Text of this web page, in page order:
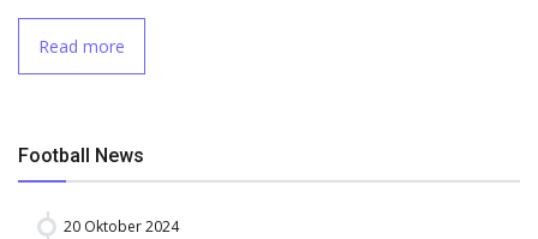
Read more
Football News
20 Oktober 2024